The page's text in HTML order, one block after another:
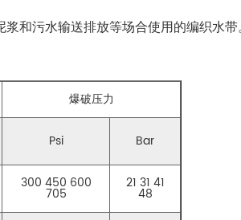
和污水输送排放等场合使用的编织水
爆破压力
Psi Bar
300 450 600
705
21 31 41
48